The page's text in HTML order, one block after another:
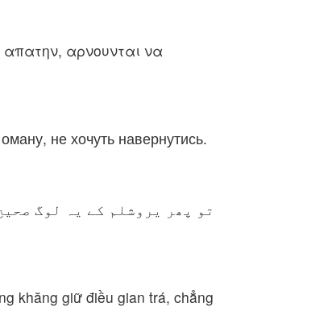
απατην, αρνουνται να
не хочуть навернутись.
تو پھر یروشلم کے یہ لوگ
khăng giữ điều gian trá, chẳng